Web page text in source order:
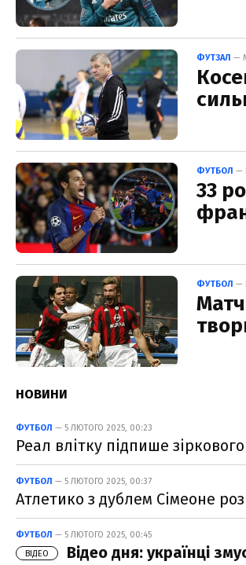
ФУТЗАЛ —
ФУТБОЛ —
33
ФУТБОЛ —
НОВИНИ
ФУТБОЛ — 5 ЛЮТОГО 2025, 00:23
Реал влітку підпише
ФУТБОЛ — 5 ЛЮТОГО 2025, 00:37
Атлетико з дублем Сімеоне
ФУТБОЛ — 5 ЛЮТОГО 2025, 00:45
ВІДЕО
Відео дня: українці